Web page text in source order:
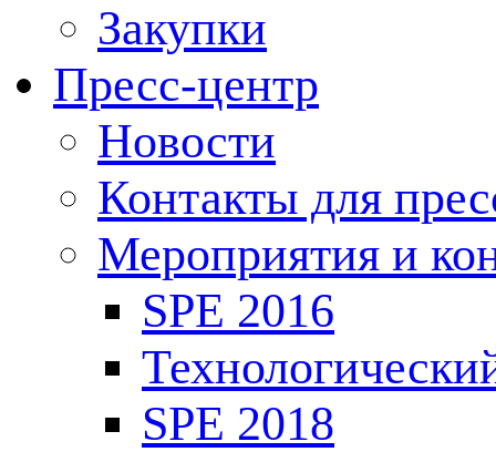
Закупки
Пресс-центр
Новости
Контакты для
Мероприятия и
SPE 2016
SPE 2018